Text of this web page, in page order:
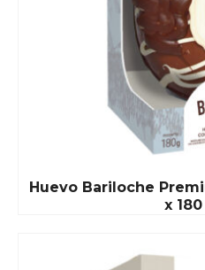
Huevo Bariloche
x